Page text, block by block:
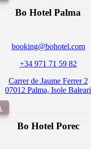
Bo Hotel Palma
booking@bohotel.com
+34 971 71 59 82
Carrer de Jaume Ferrer 2
07012 Palma, Isole Baleari
Bo Hotel Porec